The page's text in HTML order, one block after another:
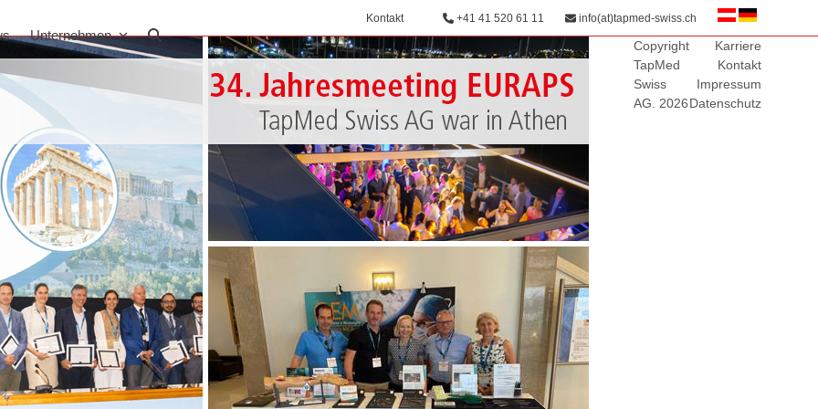
Kontakt +41 41 520 61 11 info(at)tapmed-swiss.ch
Unternehmen
Copyright
TapMed
Swiss
AG. 2026
Karriere
Kontakt
Impressum
Datenschutz